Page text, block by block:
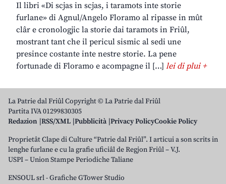
Il libri «Di scjas in scjas, i taramots inte storie
furlane» di Agnul/Angelo Floramo al ripasse in mût
clâr e cronologjic la storie dai taramots in Friûl,
mostrant tant che il pericul sismic al sedi une
presince costante inte nestre storie. La pene
fortunade di Floramo e acompagne il […] lei di plui +
La Patrie dal Friûl Copyright © La Patrie dal Friûl
Partita IVA 01299830305
Redazion RSS/XML Pubblicità Privacy PolicyCookie Policy
Proprietât Clape di Culture “Patrie dal Friûl”. I articui a son scrits in
lenghe furlane e cu la grafie uficiâl de Regjon Friûl – V.J.
USPI – Union Stampe Periodiche Taliane
ENSOUL srl-Grafiche GTower Studio